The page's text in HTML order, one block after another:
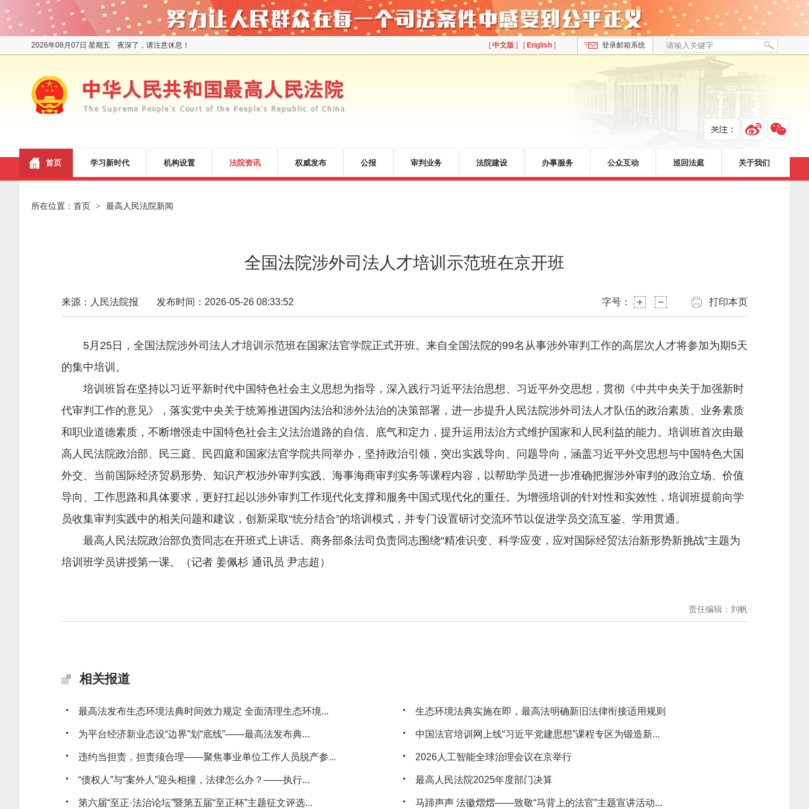
[中文版 ] [ English ]
2026年08月07日 星期五 夜深了，请注意休息！ 登录邮箱系统
首页 学习新时代 机构设置 法院资讯 权威发布 公报 审判业务 法院建设 办事服务 公众互动 巡回法庭 关于我们
所在位置： 首页 > 最高人民法院新闻
全国法院涉外司法人才培训示范班在京开班
来源：人民法院报 发布时间：2026-05-26 08:33:52 字号： 打印本页
5月25日，全国法院涉外司法人才培训示范班在国家法官学院正式开班。来自全国法院的99名从事涉外审判工作的高层次人才将参加为期5天
的集中培训。
培训班旨在坚持以习近平新时代中国特色社会主义思想为指导，深入践行习近平法治思想、习近平外交思想，贯彻《中共中央关于加强新时
代审判工作的意见》，落实党中央关于统筹推进国内法治和涉外法治的决策部署，进一步提升人民法院涉外司法人才队伍的政治素质、业务素质
和职业道德素质，不断增强走中国特色社会主义法治道路的自信、底气和定力，提升运用法治方式维护国家和人民利益的能力。培训班首次由最
高人民法院政治部、民三庭、民四庭和国家法官学院共同举办，坚持政治引领，突出实践导向、问题导向，涵盖习近平外交思想与中国特色大国
外交、当前国际经济贸易形势、知识产权涉外审判实践、海事海商审判实务等课程内容，以帮助学员进一步准确把握涉外审判的政治立场、价值
导向、工作思路和具体要求，更好扛起以涉外审判工作现代化支撑和服务中国式现代化的重任。为增强培训的针对性和实效性，培训班提前向学
员收集审判实践中的相关问题和建议，创新采取“统分结合”的培训模式，并专门设置研讨交流环节以促进学员交流互鉴、学用贯通。
最高人民法院政治部负责同志在开班式上讲话。商务部条法司负责同志围绕“精准识变、科学应变，应对国际经贸法治新形势新挑战”主题为
培训班学员讲授第一课。（记者 姜佩杉 通讯员 尹志超）
责任编辑：刘帆
相关报道
最高法发布生态环境法典时间效力规定 全面清理生态环境... 生态环境法典实施在即，最高法明确新旧法律衔接适用规则
为平台经济新业态设“边界”划“底线”——最高法发布典... 中国法官培训网上线“习近平党建思想”课程专区为锻造新...
违约当担责，担责须合理——聚焦事业单位工作人员脱产参... 2026人工智能全球治理会议在京举行
“债权人”与“案外人”迎头相撞，法律怎么办？——执行... 最高人民法院2025年度部门决算
第六届“至正·法治论坛”暨第五届“至正杯”主题征文评选... 马蹄声声 法徽熠熠——致敬“马背上的法官”主题宣讲活动...